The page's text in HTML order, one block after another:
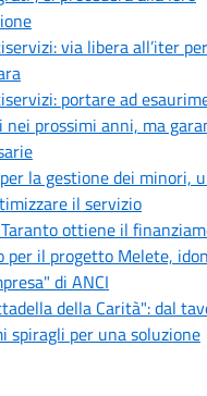
via libera all’iter
portare ad
prossimi anni, ma
la gestione dei minori,
il servizio
ottiene il
per il progetto Melete,
di ANCI
della Carità": dal
spiragli per una soluzione